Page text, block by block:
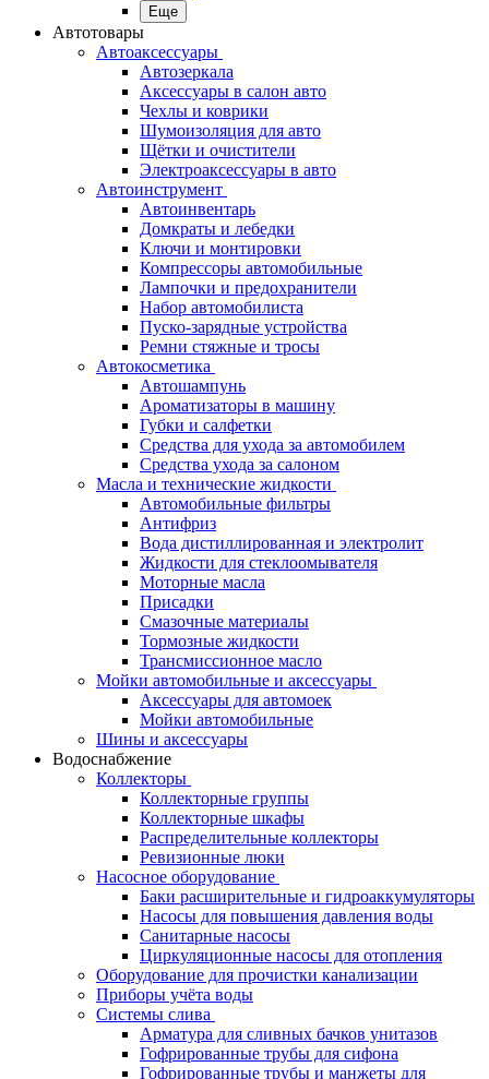
Еще
Автотовары
Автоаксессуары
Автозеркала
Аксессуары в салон авто
Чехлы и коврики
Шумоизоляция для авто
Щётки и очистители
Электроаксессуары в авто
Автоинструмент
Автоинвентарь
Домкраты и лебедки
Ключи и монтировки
Компрессоры автомобильные
Лампочки и предохранители
Набор автомобилиста
Пуско-зарядные устройства
Ремни стяжные и тросы
Автокосметика
Автошампунь
Ароматизаторы в машину
Губки и салфетки
Средства для ухода за автомобилем
Средства ухода за салоном
Масла и технические жидкости
Автомобильные фильтры
Антифриз
Вода дистиллированная и электролит
Жидкости для стеклоомывателя
Моторные масла
Присадки
Смазочные материалы
Тормозные жидкости
Трансмиссионное масло
Мойки автомобильные и аксессуары
Аксессуары для автомоек
Мойки автомобильные
Шины и аксессуары
Водоснабжение
Коллекторы
Коллекторные группы
Коллекторные шкафы
Распределительные коллекторы
Ревизионные люки
Насосное оборудование
Баки расширительные и гидроаккумуляторы
Насосы для повышения давления воды
Санитарные насосы
Циркуляционные насосы для отопления
Оборудование для прочистки канализации
Приборы учёта воды
Системы слива
Арматура для сливных бачков унитазов
Гофрированные трубы для сифона
Гофрированные трубы и манжеты для